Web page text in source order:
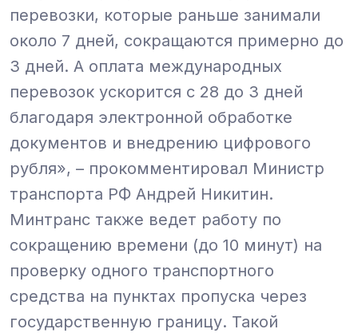
перевозки, которые раньше занимали
около 7 дней, сокращаются примерно до
3 дней. А оплата международных
перевозок ускорится с 28 до 3 дней
благодаря электронной обработке
документов и внедрению цифрового
рубля», – прокомментировал Министр
транспорта РФ Андрей Никитин.
Минтранс также ведет работу по
сокращению времени (до 10 минут) на
проверку одного транспортного
средства на пунктах пропуска через
государственную границу. Такой